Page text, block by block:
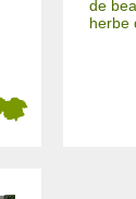
de
herbe